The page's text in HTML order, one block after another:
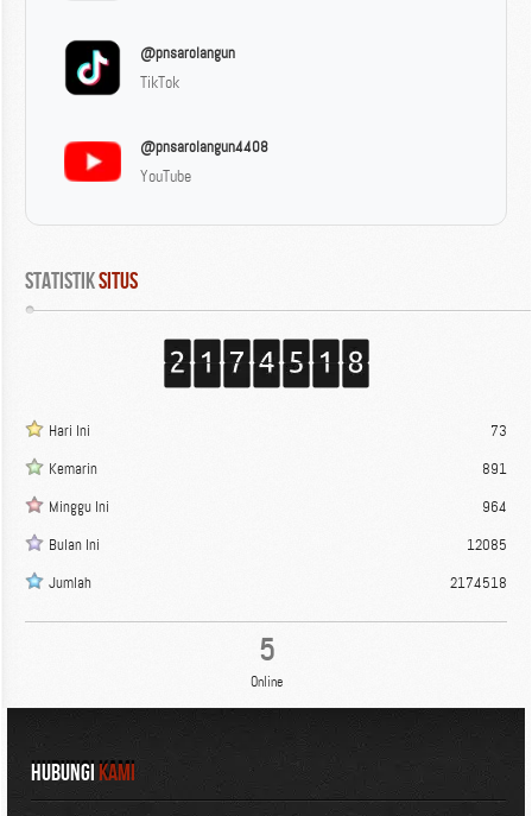
@pnsarolangun
TikTok
@pnsarolangun4408
YouTube
Statistik Situs
Hari Ini
73
Kemarin
891
Minggu Ini
964
Bulan Ini
12085
Jumlah
2174518
5
Online
HUBUNGIKAMI